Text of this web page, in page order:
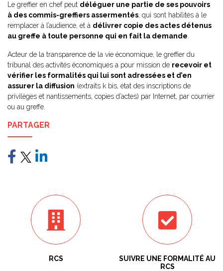
Le greffier en chef peut déléguer une partie de ses pouvoirs
à des commis-greffiers assermentés, qui sont habilités à le
remplacer à l’audience, et à délivrer copie des actes détenus
au greffe à toute personne qui en fait la demande
Acteur de la transparence de la vie économique, le greffier du
tribunal des activités économiques a pour mission de recevoir et
vérifier les formalités qui lui sont adressées et d’en
assurer la diffusion (extraits k bis, état des inscriptions de
privilèges et nantissements, copies d’actes) par Internet, par courrier
ou au greffe.
PARTAGER
RCS
SUIVRE UNE FORMALITÉ AU
RCS